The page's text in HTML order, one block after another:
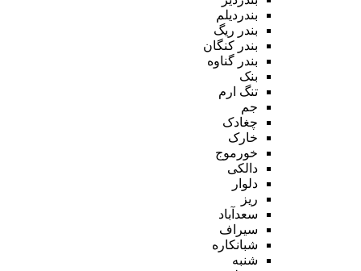
بندردیلم
بندر ریگ
بندر کنگان
بندر گناوه
بنک
تنگ ارم
جم
چغادک
خارک
خورموج
دالکی
دلوار
ریز
سعدآباد
سیراف
شبانکاره
شنبه